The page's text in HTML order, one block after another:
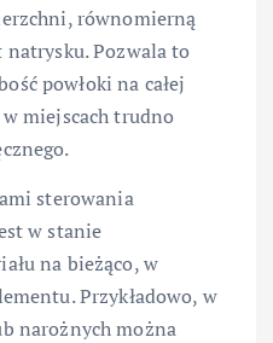
równomierną
Pozwala to
powłoki na całej
miejscach trudno
sterowania
w stanie
na bieżąco, w
Przykładowo, w
narożnych można